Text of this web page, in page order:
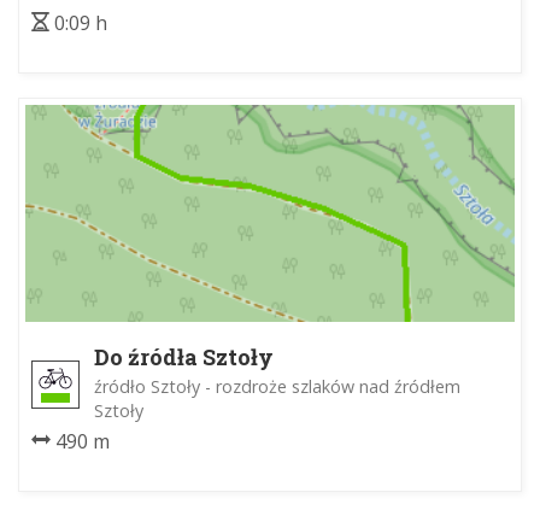
0:09 h
Do źródła Sztoły
źródło Sztoły - rozdroże szlaków nad źródłem
Sztoły
490 m